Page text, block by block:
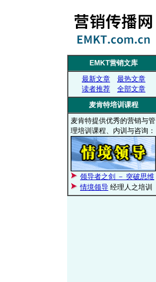
EMKT营销文库
最新文章
最热文章
读者推荐
全部文章
麦肯特培训课程
麦肯特提供优秀的营销与管
理培训课程、内训与咨询：
领导者之剑 － 突破思维
情境领导 经理人之培训